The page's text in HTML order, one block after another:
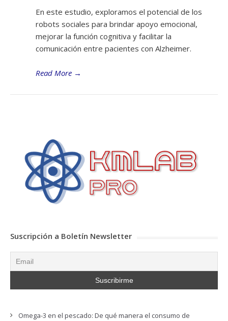
En este estudio, exploramos el potencial de los
robots sociales para brindar apoyo emocional,
mejorar la función cognitiva y facilitar la
comunicación entre pacientes con Alzheimer.
Read More →
Suscripción a Boletín Newsletter
Omega-3 en el pescado: De qué manera el consumo de